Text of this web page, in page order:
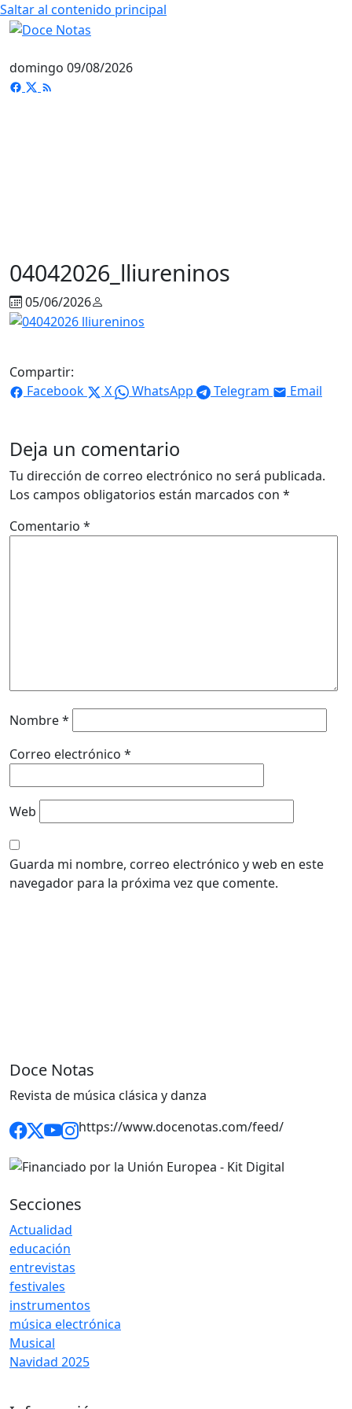
Saltar al contenido principal
domingo 09/08/2026
04042026_lliureninos
05/06/2026
Compartir:
Facebook
X WhatsApp Telegram Email
Deja un comentario
Tu dirección de correo electrónico no será publicada.
Los campos obligatorios están marcados con *
Comentario *
Nombre*
Correo electrónico *
Web
Guarda mi nombre, correo electrónico y web en este
navegador para la próxima vez que comente.
Doce Notas
Revista de música clásica y danza
https://www.docenotas.com/feed/
Secciones
Actualidad
educación
entrevistas
festivales
instrumentos
música electrónica
Musical
Navidad 2025